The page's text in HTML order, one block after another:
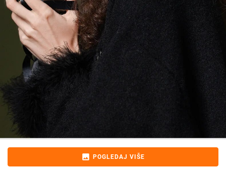
image POGLEDAJ VIŠE